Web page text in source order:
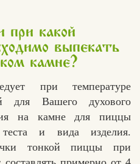
при какой
выпекать
камне?
при температуре
для Вашего духового
на камне для пиццы
и вида изделия.
тонкой пиццы при